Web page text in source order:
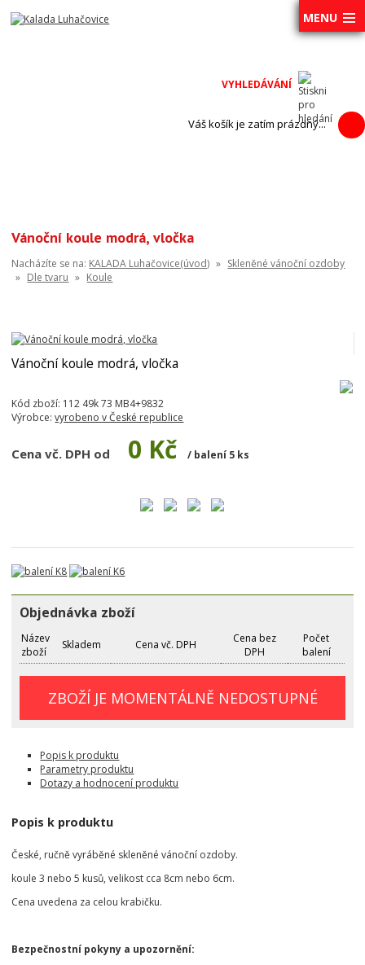
MENU
Váš košík je zatím prázdný...
Vánoční koule modrá, vločka
Nacházíte se na: KALADA Luhačovice(úvod) » Skleněné vánoční ozdoby
» Dle tvaru » Koule
Vánoční koule modrá, vločka
Kód zboží: 112 49k 73 MB4+9832
Výrobce: vyrobeno v České republice
Cena vč. DPH od 0 Kč / balení 5 ks
Objednávka zboží
Název
zboží
Skladem Cena vč. DPH
Cena bez
DPH
Počet
balení
ZBOŽÍ JE MOMENTÁLNĚ NEDOSTUPNÉ
Popis k produktu
Parametry produktu
Dotazy a hodnocení produktu
Popis k produktu
České, ručně vyráběné skleněné vánoční ozdoby.
koule 3 nebo 5 kusů, velikost cca 8cm nebo 6cm.
Cena uvedena za celou krabičku.
Bezpečnostní pokyny a upozornění: